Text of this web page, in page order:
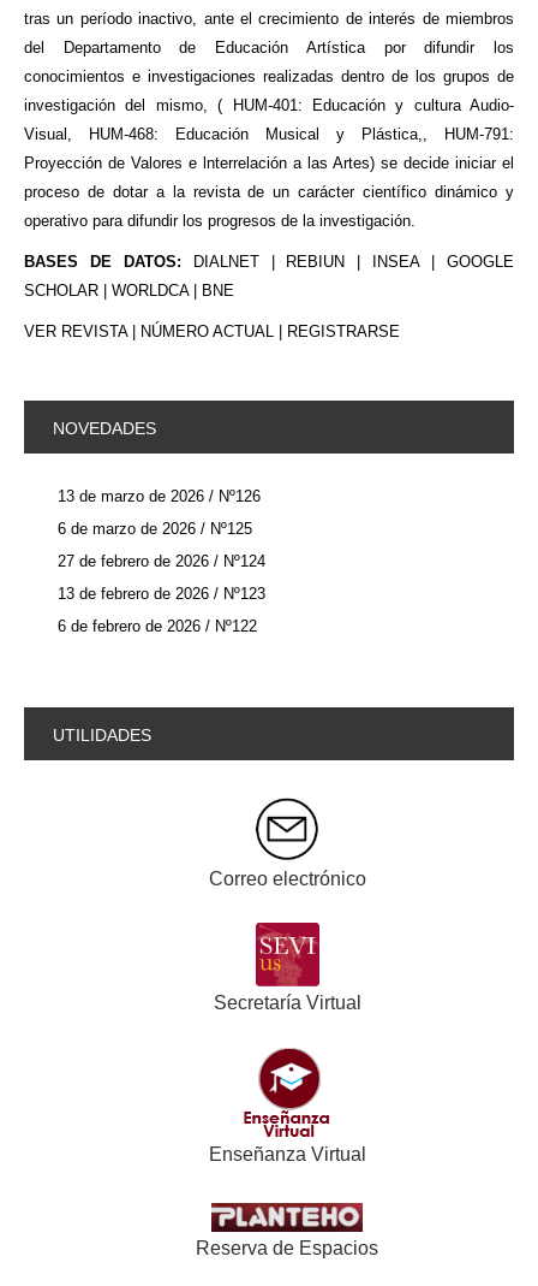
tras un período inactivo, ante el crecimiento de interés de miembros
del Departamento de Educación Artística por difundir los
conocimientos e investigaciones realizadas dentro de los grupos de
investigación del mismo, ( HUM-401: Educación y cultura Audio-
Visual, HUM-468: Educación Musical y Plástica,, HUM-791:
Proyección de Valores e lnterrelación a las Artes) se decide iniciar el
proceso de dotar a la revista de un carácter científico dinámico y
operativo para difundir los progresos de la investigación.
BASES DE DATOS:
DIALNET | REBIUN | INSEA | GOOGLE
SCHOLAR | WORLDCA | BNE
VER REVISTA| NÚMERO ACTUAL REGISTRARSE
NOVEDADES
13 de marzo de 2026 / Nº126
6 de marzo de 2026 / Nº125
27 de febrero de 2026 / Nº124
13 de febrero de 2026 / Nº123
6 de febrero de 2026 / Nº122
UTILIDADES
Correo electrónico
Secretaría Virtual
Enseñanza Virtual
Reserva de Espacios